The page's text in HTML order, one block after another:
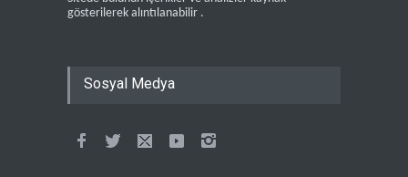
gösterilerek alıntılanabilir .
Sosyal Medya